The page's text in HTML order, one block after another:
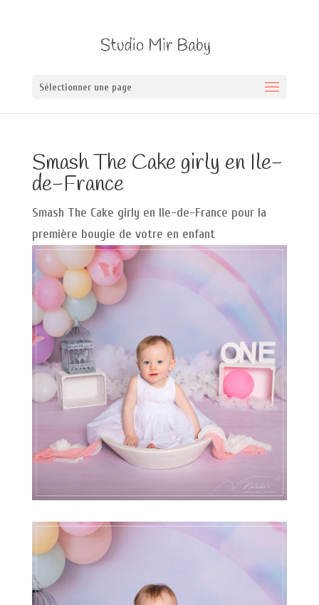
Sélectionner une page
Smash The Cake girly en Ile-
de-France
Smash The Cake girly en Ile-de-France pour la
première bougie de votre en enfant